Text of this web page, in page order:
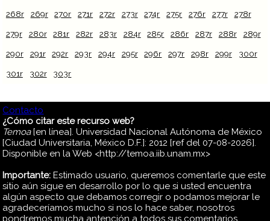
268r 269r 270r 271r 272r 273r 274r 275r 276r 277r 278r
279r 280r 281r 282r 283r 284r 285r 286r 287r 288r 289r
290r 291r 292r 293r 294r 295r 296r 297r 298r 299r 300r
301r 302r 303r
Contacto
¿Cómo citar este recurso web?
Temoa[en línea]. Universidad Nacional Autónoma de México
[Ciudad Universitaria, México D.F.]: 2012 [ref del 07-08-2026].
Disponible en la Web <http://temoa.iib.unam.mx>
Importante: Estimado usuario, queremos comentarle que este
sitio aún sigue en desarrollo por lo que si usted encuentra
algún aspecto que debamos corregir o podamos mejorar le
agradeceríamos mucho si nos lo hace saber, nosotros
pondremos mucha antención a todos sus comentarios.